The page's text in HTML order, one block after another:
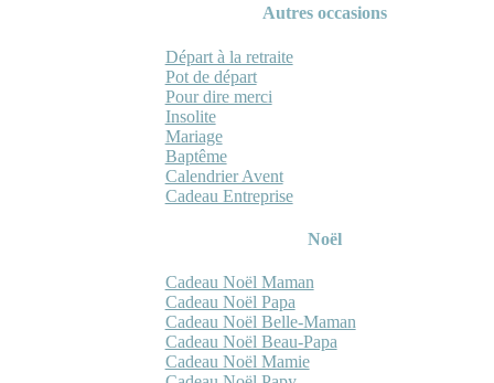
Autres occasions
Départ à la retraite
Pot de départ
Pour dire merci
Insolite
Mariage
Baptême
Calendrier Avent
Cadeau Entreprise
Noël
Cadeau Noël Maman
Cadeau Noël Papa
Cadeau Noël Belle-Maman
Cadeau Noël Beau-Papa
Cadeau Noël Mamie